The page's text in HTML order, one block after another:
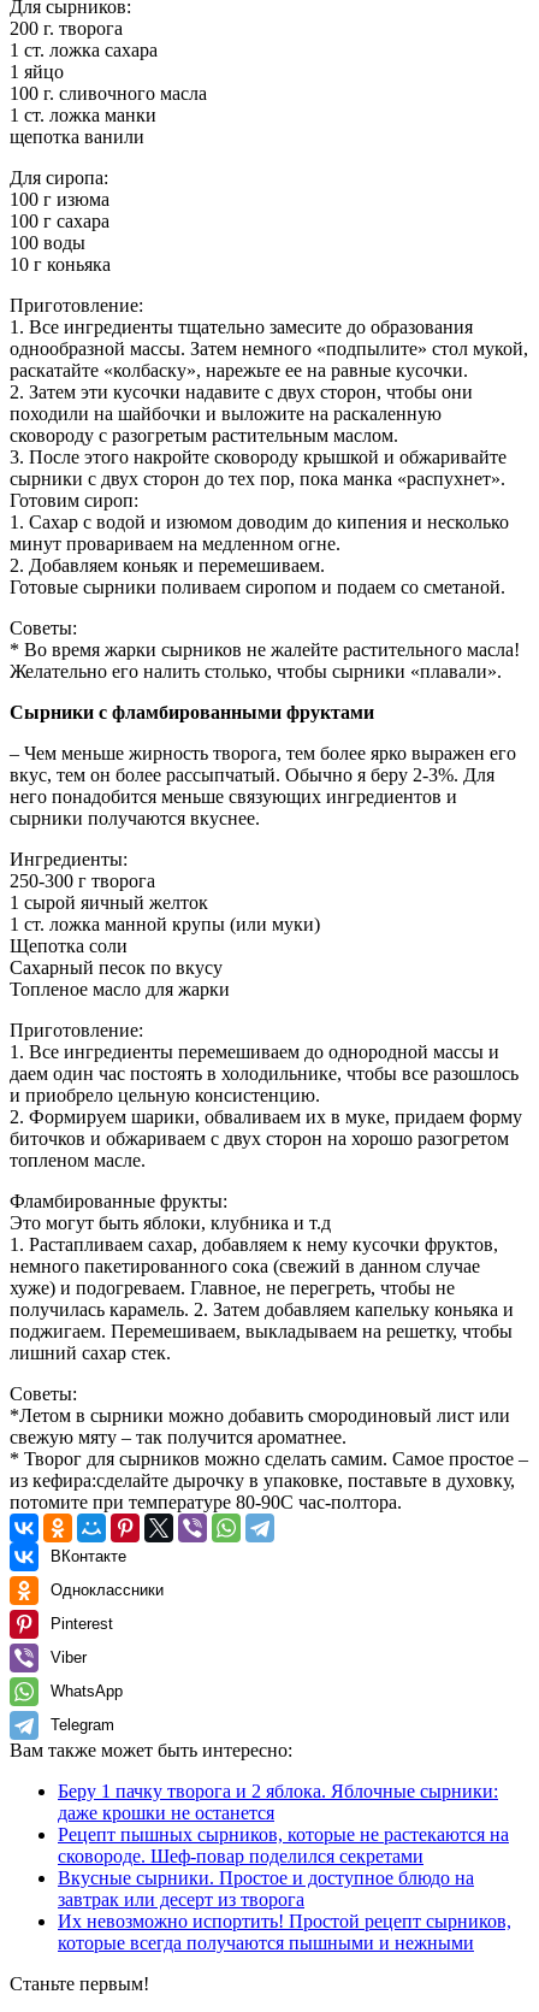
Для сырников:
200 г. творога
1 ст. ложка сахара
1 яйцо
100 г. сливочного масла
1 ст. ложка манки
щепотка ванили
Для сиропа:
100 г изюма
100 г сахара
100 воды
10 г коньяка
Приготовление:
1. Все ингредиенты тщательно замесите до образования
однообразной массы. Затем немного «подпылите» стол мукой,
раскатайте «колбаску», нарежьте ее на равные кусочки.
2. Затем эти кусочки надавите с двух сторон, чтобы они
походили на шайбочки и выложите на раскаленную
сковороду с разогретым растительным маслом.
3. После этого накройте сковороду крышкой и обжаривайте
сырники с двух сторон до тех пор, пока манка «распухнет».
Готовим сироп:
1. Сахар с водой и изюмом доводим до кипения и несколько
минут провариваем на медленном огне.
2. Добавляем коньяк и перемешиваем.
Готовые сырники поливаем сиропом и подаем со сметаной.
Советы:
* Во время жарки сырников не жалейте растительного масла!
Желательно его налить столько, чтобы сырники «плавали».
Сырники с фламбированными фруктами
– Чем меньше жирность творога, тем более ярко выражен его
вкус, тем он более рассыпчатый. Обычно я беру 2-3%. Для
него понадобится меньше связующих ингредиентов и
сырники получаются вкуснее.
Ингредиенты:
250-300 г творога
1 сырой яичный желток
1 ст. ложка манной крупы (или муки)
Щепотка соли
Сахарный песок по вкусу
Топленое масло для жарки
Приготовление:
1. Все ингредиенты перемешиваем до однородной массы и
даем один час постоять в холодильнике, чтобы все разошлось
и приобрело цельную консистенцию.
2. Формируем шарики, обваливаем их в муке, придаем форму
биточков и обжариваем с двух сторон на хорошо разогретом
топленом масле.
Фламбированные фрукты:
Это могут быть яблоки, клубника и т.д
1. Растапливаем сахар, добавляем к нему кусочки фруктов,
немного пакетированного сока (свежий в данном случае
хуже) и подогреваем. Главное, не перегреть, чтобы не
получилась карамель. 2. Затем добавляем капельку коньяка и
поджигаем. Перемешиваем, выкладываем на решетку, чтобы
лишний сахар стек.
Советы:
*Летом в сырники можно добавить смородиновый лист или
свежую мяту – так получится ароматнее.
* Творог для сырников можно сделать самим. Самое простое –
из кефира:сделайте дырочку в упаковке, поставьте в духовку,
потомите при температуре 80-90С час-полтора.
ВКонтакте
Одноклассники
Pinterest
Viber
WhatsApp
Telegram
Вам также может быть интересно:
Беру 1 пачку творога и 2 яблока. Яблочные сырники:
даже крошки не останется
Рецепт пышных сырников, которые не растекаются на
сковороде. Шеф-повар поделился секретами
Вкусные сырники. Простое и доступное блюдо на
завтрак или десерт из творога
Их невозможно испортить! Простой рецепт сырников,
которые всегда получаются пышными и нежными
Станьте первым!